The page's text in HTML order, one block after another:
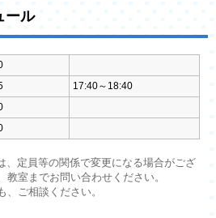
ール
17:40～18:40
定員等の関係で変更になる場合がござ
教室までお問い合わせください。
ご相談ください。